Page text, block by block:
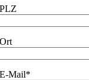
PLZ
Ort
E-Mail*